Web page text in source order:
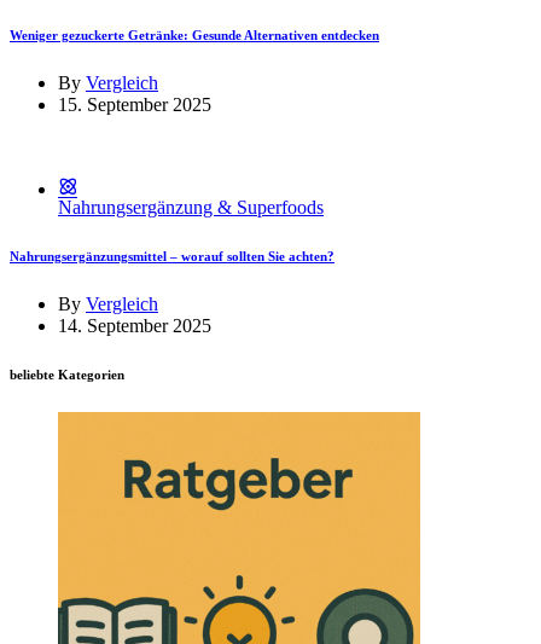
Weniger gezuckerte Getränke: Gesunde Alternativen entdecken
By Vergleich
15. September 2025
Nahrungsergänzung & Superfoods
Nahrungsergänzungsmittel – worauf sollten Sie achten?
By Vergleich
14. September 2025
beliebte Kategorien